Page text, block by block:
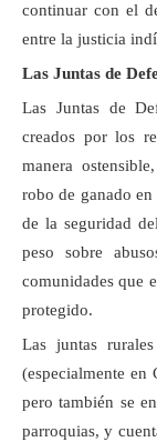
continuar con el
entre la justicia
Las Juntas de
Las Juntas de
creados por los
manera
robo de ganado
de la seguridad
peso sobre
comunidades que
protegido.
Las juntas
(especialmente en
pero también se
parroquias, y